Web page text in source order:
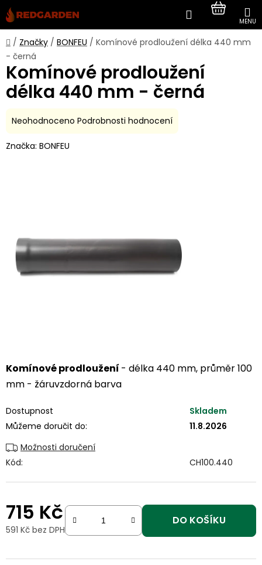
Přejít
na
obsah
Hledat
KOŠÍK
Domů
/ Značky / BONFEU / Komínové prodloužení délka 440 mm
- černá
Komínové prodloužení - délka 440 mm, průměr 100
mm - žáruvzdorná barva
Dostupnost
Skladem
Můžeme doručit do:
11.8.2026
Možnosti doručení
Kód:
CH100.440
715 Kč
591 Kč bez DPH
DO KOŠÍKU
Komínové prodloužení
délka 440 mm - černá
Průměrné
produktu
Neohodnoceno Podrobnosti hodnocení
Značka: BONFEU